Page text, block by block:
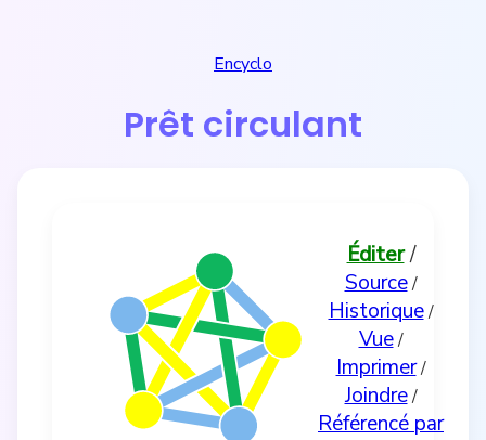
Encyclo
Prêt circulant
Éditer/
Source/
Historique/
Vue/
Imprimer/
Joindre/
Référencé par